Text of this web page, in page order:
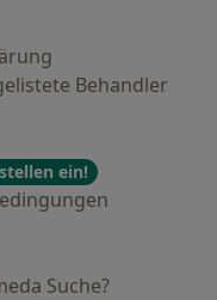
Behandler
ein!
Suche?